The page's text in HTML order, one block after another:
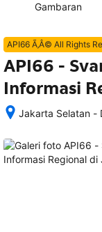
Gambaran
API66 Ã‚Â© All Rights
API66 -
Informasi
Jakarta Selatan -
memesan,
semua